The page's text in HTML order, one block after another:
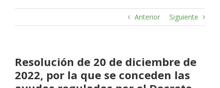
Anterior Siguiente
Resolución de 20 de diciembre de
2022, por la que se conceden las